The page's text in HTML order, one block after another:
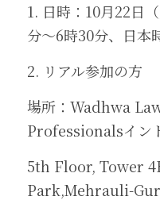
1. 日時：10月22日
分～6時30分、日本
2. リアル参加の方
場所：Wadhwa
Professionalsイン
5th Floor, Tower
Park,Mehrauli-